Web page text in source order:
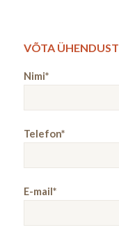
VÕTA ÜHENDUST
Nimi*
Telefon*
E-mail*